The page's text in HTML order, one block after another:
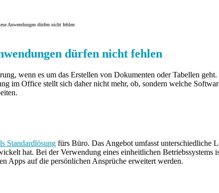
Anwendungen dürfen nicht fehlen
dürfen nicht fehlen
wenn es um das Erstellen von Dokumenten oder Tabellen
im Office stellt sich daher nicht mehr, ob, sondern welche
Standardlösung fürs Büro. Das Angebot umfasst unterschiedliche
hat. Bei der Verwendung eines einheitlichen
Apps auf die persönlichen Ansprüche erweitert werden.